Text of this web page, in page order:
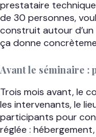
prestataire technique
de 30 personnes,
construit autour
ça donne
Avant le séminaire :
Trois mois avant, le
les intervenants, le
participants pour
réglée :